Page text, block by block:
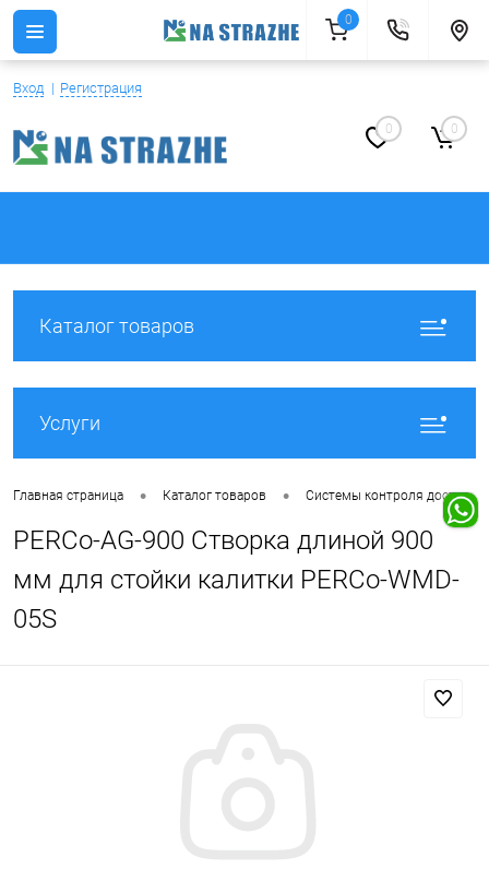
Вход Регистрация
0 0
Каталог товаров
Услуги
Главная страница • Каталог товаров • Системы контроля доступа
PERCo-AG-900 Створка длиной 900
мм для стойки калитки PERCo-WMD-
05S
0